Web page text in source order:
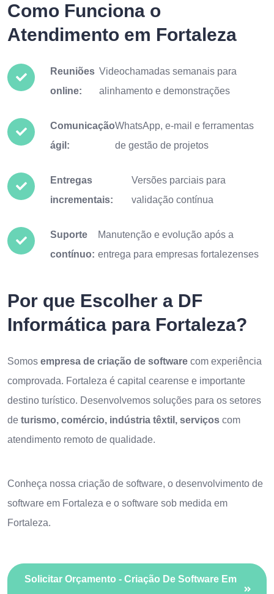
Como Funciona o
Atendimento em Fortaleza
Reuniões
online:
Videochamadas semanais para
alinhamento e demonstrações
Comunicação
ágil:
WhatsApp, e-mail e ferramentas
de gestão de projetos
Entregas
incrementais:
Versões parciais para
validação contínua
Suporte
contínuo:
Manutenção e evolução após a
entrega para empresas fortalezenses
Por que Escolher a DF
Informática para Fortaleza?
Somos empresa de criação de software com experiência
comprovada. Fortaleza é capital cearense e importante
destino turístico. Desenvolvemos soluções para os setores
de turismo, comércio, indústria têxtil, serviços com
atendimento remoto de qualidade.
Conheça nossa criação de software, o desenvolvimento de
software em Fortaleza e o software sob medida em
Fortaleza.
Solicitar Orçamento - Criação De Software Em